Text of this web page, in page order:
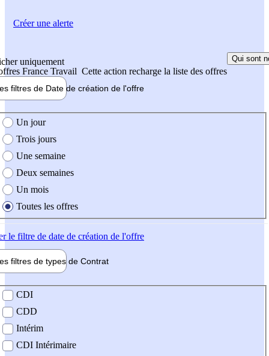
uniquement
France Travail Cette action recharge la liste des offres
Qui sont
filtres de Date de création de l'offre
création de l'offre
Un jour
Trois jours
Une semaine
Deux semaines
Un mois
Toutes les offres
le filtre de date de création de l'offre
filtres de types de Contrat
contrat
CDI
CDD
Intérim
CDI Intérimaire
Créer une alerte